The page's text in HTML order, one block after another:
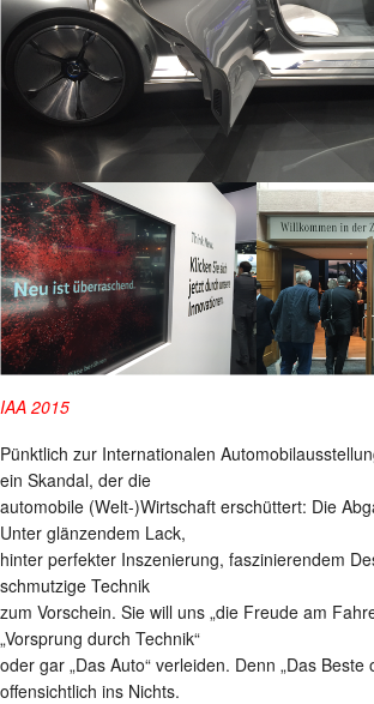
IAA 2015
Pünktlich zur Internationalen
ein Skandal, der die
automobile (Welt-)Wirtschaft erschüttert: Die
Unter glänzendem Lack,
hinter perfekter Inszenierung, faszinierendem
schmutzige Technik
zum Vorschein. Sie will uns „die Freude am
„Vorsprung durch Technik“
oder gar „Das Auto“ verleiden. Denn „Das Beste
offensichtlich ins Nichts.